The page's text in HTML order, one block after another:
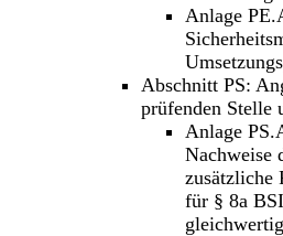
Anlage
Abschnitt PS:
prüfenden Stelle
Anlage
Nachweise
zusätzliche
für § 8a